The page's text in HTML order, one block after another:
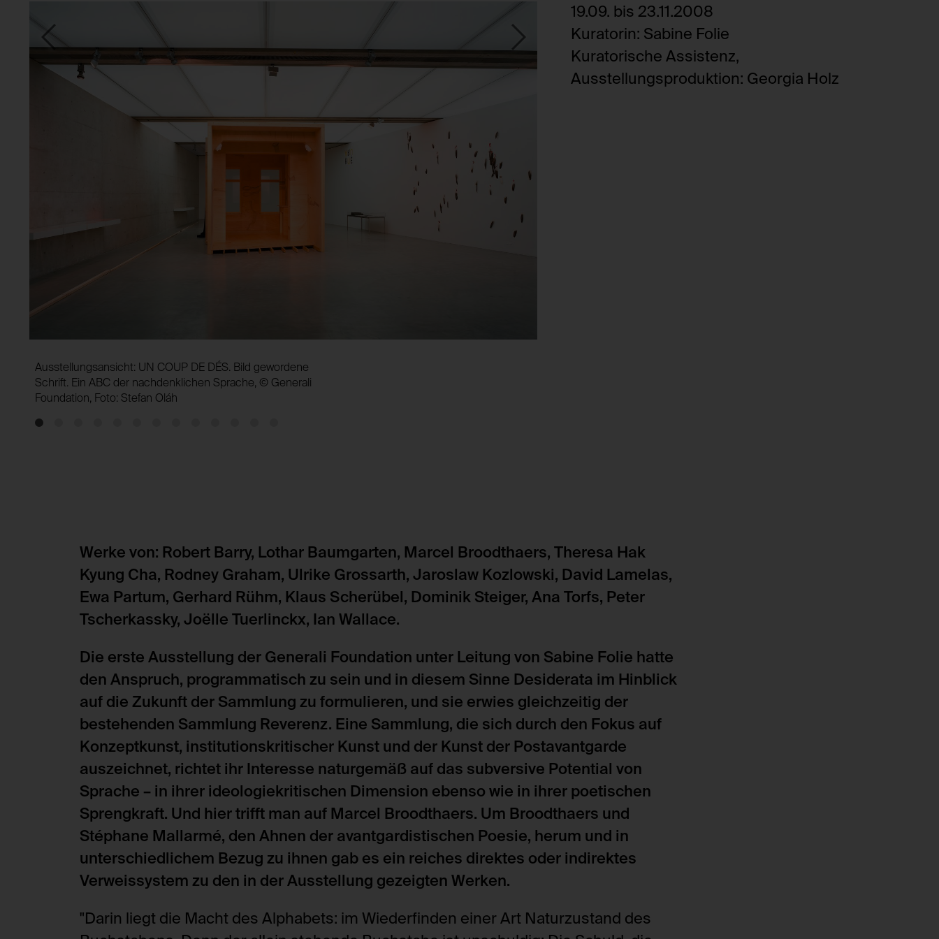
Ausstellungsansicht: UN COUP DE DÉS. Bild gewordene
Schrift. Ein ABC der nachdenklichen Sprache, © Generali
Foundation, Foto: Stefan Oláh
19.09. bis 23.11.2008
Kuratorin: Sabine Folie
Kuratorische Assistenz,
Ausstellungsproduktion: Georgia Holz
Werke von: Robert Barry, Lothar Baumgarten, Marcel Broodthaers, Theresa Hak
Kyung Cha, Rodney Graham, Ulrike Grossarth, Jaroslaw Kozlowski, David Lamelas,
Ewa Partum, Gerhard Rühm, Klaus Scherübel, Dominik Steiger, Ana Torfs, Peter
Tscherkassky, Joëlle Tuerlinckx, Ian Wallace.
Die erste Ausstellung der Generali Foundation unter Leitung von Sabine Folie hatte
den Anspruch, programmatisch zu sein und in diesem Sinne Desiderata im Hinblick
auf die Zukunft der Sammlung zu formulieren, und sie erwies gleichzeitig der
bestehenden Sammlung Reverenz. Eine Sammlung, die sich durch den Fokus auf
Konzeptkunst, institutionskritischer Kunst und der Kunst der Postavantgarde
auszeichnet, richtet ihr Interesse naturgemäß auf das subversive Potential von
Sprache – in ihrer ideologiekritischen Dimension ebenso wie in ihrer poetischen
Sprengkraft. Und hier trifft man auf Marcel Broodthaers. Um Broodthaers und
Stéphane Mallarmé, den Ahnen der avantgardistischen Poesie, herum und in
unterschiedlichem Bezug zu ihnen gab es ein reiches direktes oder indirektes
Verweissystem zu den in der Ausstellung gezeigten Werken.
"Darin liegt die Macht des Alphabets: im Wiederfinden einer Art Naturzustand des